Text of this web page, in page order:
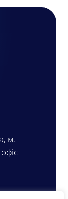
м.